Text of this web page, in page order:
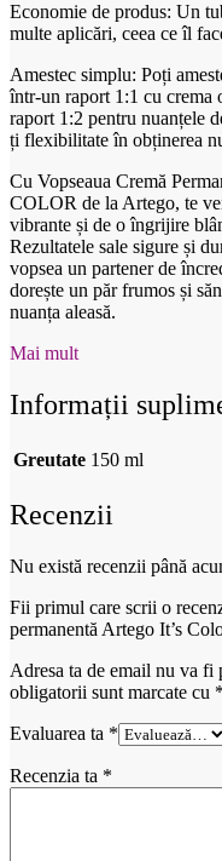
Economie de produs: Un
multe aplicări, ceea ce îl
Amestec simplu: Poți
într-un raport 1:1 cu crema
raport 1:2 pentru nuanțele
ți flexibilitate în obținerea
Cu Vopseaua Cremă
COLOR de la Artego, te
vibrante și de o îngrijire
Rezultatele sale sigure și
vopsea un partener de
dorește un păr frumos și
nuanța aleasă.
Mai mult
Informații
Greutate 150 ml
Recenzii
Nu există recenzii până
Fii primul care scrii o
permanentă Artego It’s
Adresa ta de email nu va fi
obligatorii sunt marcate cu *
Evaluarea ta *
Recenzia ta *